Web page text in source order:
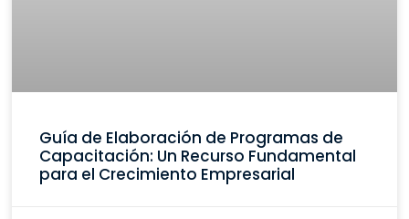
Guía de Elaboración de Programas de
Capacitación: Un Recurso Fundamental
para el Crecimiento Empresarial